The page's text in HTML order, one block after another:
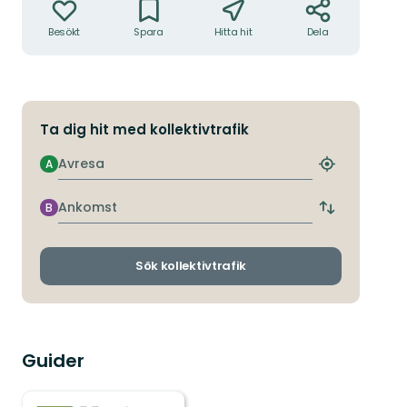
Besökt Spara Hitta hit Dela
Ta dig hit med kollektivtrafik
Avresa
A
Hitta
hållplats
Ankomst
B
Byt
och
Sök kollektivtrafik
Guider